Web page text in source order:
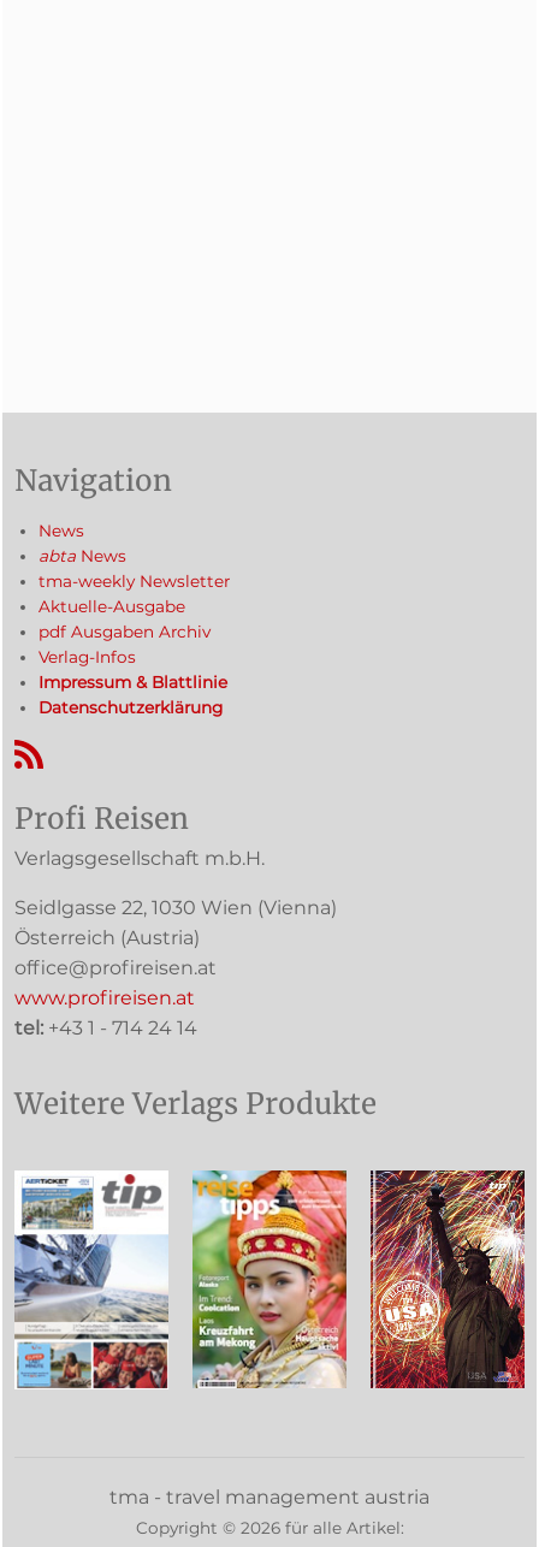
Navigation
News
abta News
tma-weekly Newsletter
Aktuelle-Ausgabe
pdf Ausgaben Archiv
Verlag-Infos
Impressum & Blattlinie
Datenschutzerklärung
RSS-Feed
Profi Reisen
Verlagsgesellschaft m.b.H.
Seidlgasse 22, 1030 Wien (Vienna)
Österreich (Austria)
office@profireisen.at
www.profireisen.at
tel: +43 1 - 714 24 14
Weitere Verlags Produkte
tma - travel management austria
Copyright © 2026für alle Artikel: